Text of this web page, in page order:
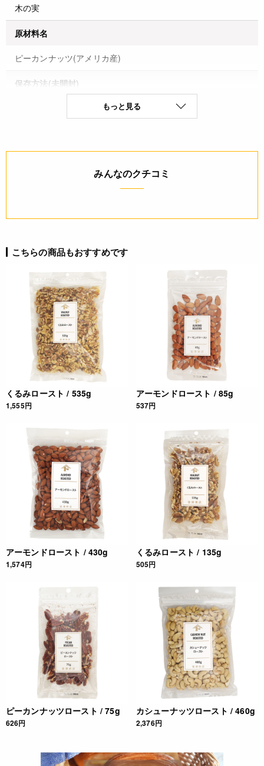
木の実
原材料名
ピーカンナッツ(アメリカ産)
保存方法(未開封)
直射日光、高温多湿を避けて保存
なし(特定原材料8品目)
コンタミネーション
* 本品製造所では、落花生・小麦・卵・乳成分・えび・かに・
くるみを含む食品も扱っています。(特定原材料8品目中)
栄養成分表示
(100gあたり) エネルギー 728kcal たんぱく質 10.1g 脂質
70.3g 炭水化物 16.8g 食塩相当量 0.0g *この表示値は、目安
です。
* 湿気の吸収を防ぐ為、開封後は密閉して保存し、お早めにお
* 脱酸素剤を取り除いてからご使用ください。
◆商品の在庫・販売状況について◆
・諸事情により、予告なく販売終了になる場合がございます。
予めご了承ください。
・当サイトに掲載されている商品は、ご購入可能な状態にあっ
ても必ずしも在庫を保証するものではありません。予めご了承
ください。
JANコード
もっと見る
みんなのクチコミ
こちらの商品もおすすめです
くるみロースト / 535g
1,555円
アーモンドロースト / 85g
537円
アーモンドロースト / 430g
1,574円
くるみロースト / 135g
505円
ピーカンナッツロースト / 75g
626円
カシューナッツロースト / 460g
2,376円